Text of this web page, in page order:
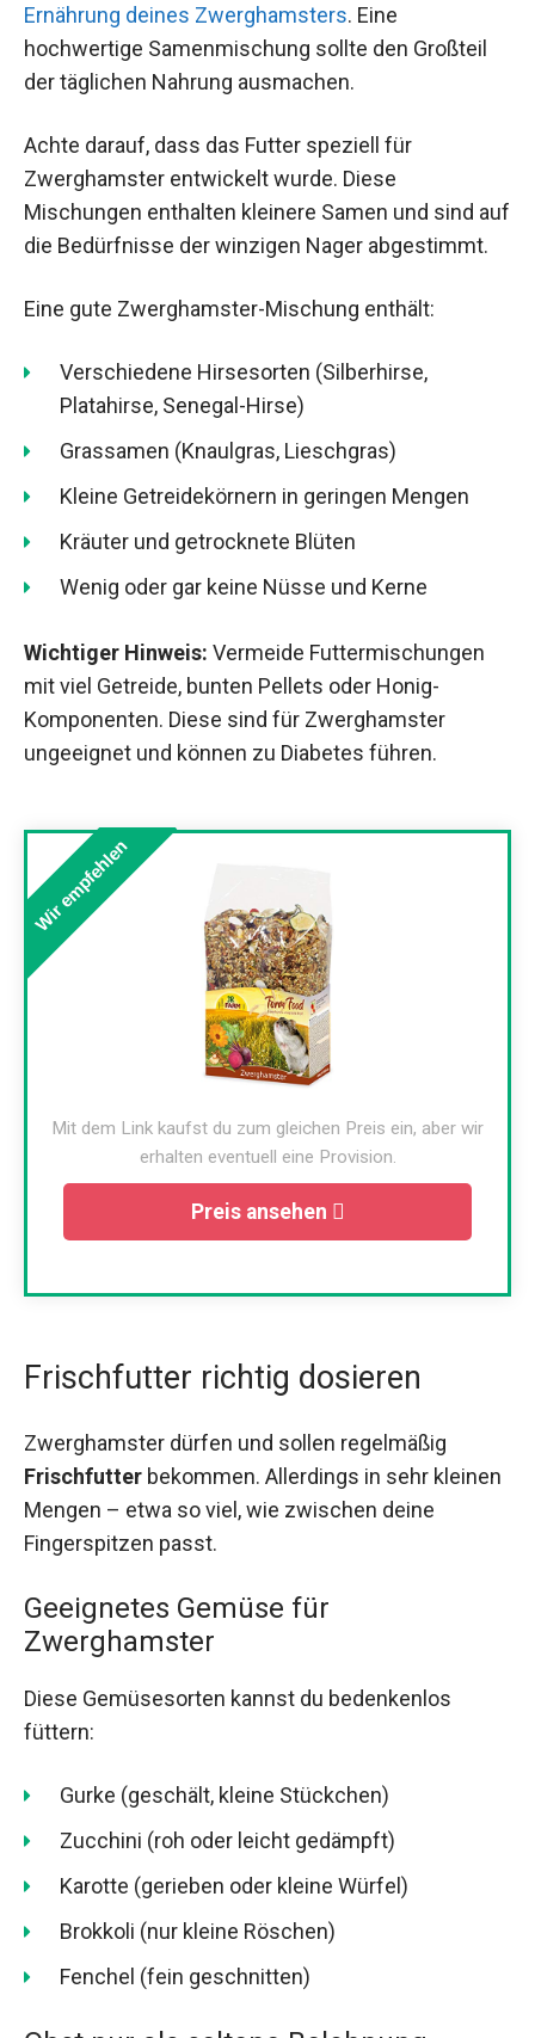
Ernährung deines Zwerghamsters. Eine
hochwertige Samenmischung sollte den Großteil
der täglichen Nahrung ausmachen.
Achte darauf, dass das Futter speziell für
Zwerghamster entwickelt wurde. Diese
Mischungen enthalten kleinere Samen und sind auf
die Bedürfnisse der winzigen Nager abgestimmt.
Eine gute Zwerghamster-Mischung enthält:
Verschiedene Hirsesorten (Silberhirse,
Platahirse, Senegal-Hirse)
Grassamen (Knaulgras, Lieschgras)
Kleine Getreidekörnern in geringen Mengen
Kräuter und getrocknete Blüten
Wenig oder gar keine Nüsse und Kerne
Wichtiger Hinweis: Vermeide Futtermischungen
mit viel Getreide, bunten Pellets oder Honig-
Komponenten. Diese sind für Zwerghamster
ungeeignet und können zu Diabetes führen.
Wir empfehlen
Mit dem Link kaufst du zum gleichen Preis ein, aber wir
erhalten eventuell eine Provision.
Preis ansehen
Frischfutter richtig dosieren
Zwerghamster dürfen und sollen regelmäßig
Frischfutter bekommen. Allerdings in sehr kleinen
Mengen – etwa so viel, wie zwischen deine
Fingerspitzen passt.
Geeignetes Gemüse für
Zwerghamster
Diese Gemüsesorten kannst du bedenkenlos
füttern:
Gurke (geschält, kleine Stückchen)
Zucchini (roh oder leicht gedämpft)
Karotte (gerieben oder kleine Würfel)
Brokkoli (nur kleine Röschen)
Fenchel (fein geschnitten)